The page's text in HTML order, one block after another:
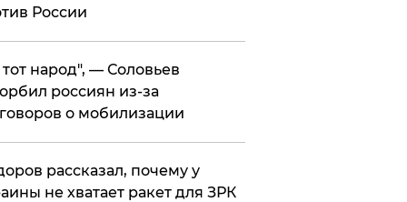
России
народ", — Соловьев
россиян из-за
о мобилизации
рассказал, почему у
не хватает ракет для ЗРК